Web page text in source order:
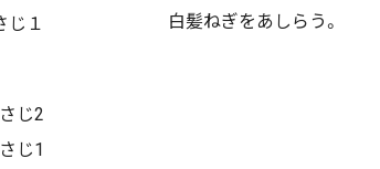
じ１
じ2
じ1
白髪ねぎをあしらう。